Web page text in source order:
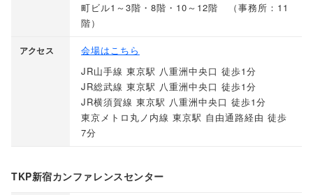
町ビル1～3階・8階・10～12階
（事務所：11
階）
アクセス
会場はこちら
JR山手線 東京駅 八重洲中央口 徒歩1分
JR総武線 東京駅 八重洲中央口 徒歩1分
JR横須賀線 東京駅 八重洲中央口 徒歩1分
東京メトロ丸ノ内線 東京駅 自由通路経由 徒歩
7分
TKP新宿カンファレンスセンター